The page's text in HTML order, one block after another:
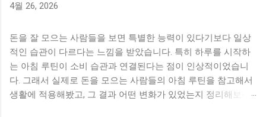
4월 26, 2026
돈을 잘 모으는 사람들을 보면 특별한 능력이 있다기보다 일상
적인 습관이 다르다는 느낌을 받았습니다. 특히 하루를 시작하
는 아침 루틴이 소비 습관과 연결된다는 점이 인상적이었습니
다. 그래서 실제로 돈을 모으는 사람들의 아침 루틴을 참고해서
생활에 적용해봤고, 그 결과 어떤 변화가 있었는지 정리해보려